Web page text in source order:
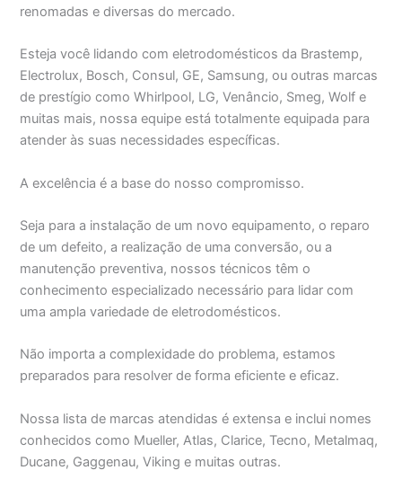
renomadas e diversas do mercado.
Esteja você lidando com eletrodomésticos da Brastemp,
Electrolux, Bosch, Consul, GE, Samsung, ou outras marcas
de prestígio como Whirlpool, LG, Venâncio, Smeg, Wolf e
muitas mais, nossa equipe está totalmente equipada para
atender às suas necessidades específicas.
A excelência é a base do nosso compromisso.
Seja para a instalação de um novo equipamento, o reparo
de um defeito, a realização de uma conversão, ou a
manutenção preventiva, nossos técnicos têm o
conhecimento especializado necessário para lidar com
uma ampla variedade de eletrodomésticos.
Não importa a complexidade do problema, estamos
preparados para resolver de forma eficiente e eficaz.
Nossa lista de marcas atendidas é extensa e inclui nomes
conhecidos como Mueller, Atlas, Clarice, Tecno, Metalmaq,
Ducane, Gaggenau, Viking e muitas outras.